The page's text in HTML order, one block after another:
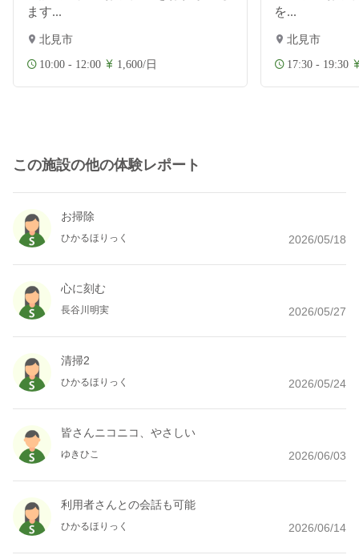
ます...
北見市
10:00 - 12:00 1,600/日
を...
北見市
17:30 - 19:30
この施設の他の体験レポート
お掃除
ひかるほりっく 2026/05/18
心に刻む
長谷川明実 2026/05/27
清掃2
ひかるほりっく 2026/05/24
皆さんニコニコ、やさしい
ゆきひこ 2026/06/03
利用者さんとの会話も可能
ひかるほりっく 2026/06/14